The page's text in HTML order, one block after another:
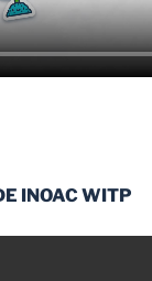
INOAC WITP